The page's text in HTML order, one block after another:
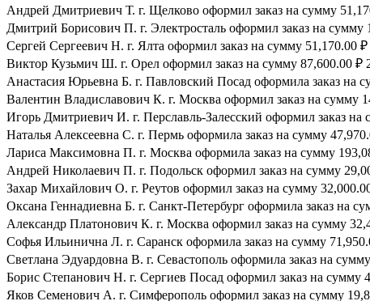
Андрей Дмитриевич Т. г. Щелково оформил заказ на сумму
Дмитрий Борисович П. г. Электросталь оформил заказ на сумму
Сергей Сергеевич Н. г. Ялта оформил заказ на сумму 51,170.00
Виктор Кузьмич Ш. г. Орел оформил заказ на сумму 87,600.00 ₽
Анастасия Юрьевна Б. г. Павловский Посад оформила заказ на
Валентин Владиславович К. г. Москва оформил заказ на сумму
Игорь Дмитриевич И. г. Перславль-Залесский оформил заказ на
Наталья Алексеевна С. г. Пермь оформила заказ на сумму
Лариса Максимовна П. г. Москва оформила заказ на сумму
Андрей Николаевич П. г. Подольск оформил заказ на сумму
Захар Михайлович О. г. Реутов оформил заказ на сумму
Оксана Геннадиевна Б. г. Санкт-Петербург оформила заказ на
Александр Платонович К. г. Москва оформил заказ на сумму
Софья Ильинична Л. г. Саранск оформила заказ на сумму
Светлана Эдуардовна В. г. Севастополь оформила заказ на
Борис Степанович Н. г. Сергиев Посад оформил заказ на сумму
Яков Семенович А. г. Симферополь оформил заказ на сумму